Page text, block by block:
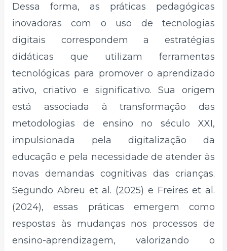
Dessa forma, as práticas pedagógicas
inovadoras com o uso de tecnologias
digitais correspondem a estratégias
didáticas que utilizam ferramentas
tecnológicas para promover o aprendizado
ativo, criativo e significativo. Sua origem
está associada à transformação das
metodologias de ensino no século XXI,
impulsionada pela digitalização da
educação e pela necessidade de atender às
novas demandas cognitivas das crianças.
Segundo Abreu et al. (2025) e Freires et al.
(2024), essas práticas emergem como
respostas às mudanças nos processos de
ensino-aprendizagem, valorizando o